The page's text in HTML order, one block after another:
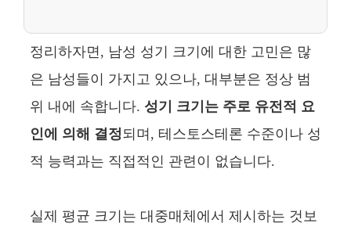
정리하자면, 남성 성기 크기에 대한 고민은 많
은 남성들이 가지고 있으나, 대부분은 정상 범
위 내에 속합니다. 성기 크기는 주로 유전적 요
인에 의해 결정되며, 테스토스테론 수준이나 성
적 능력과는 직접적인 관련이 없습니다.
실제 평균 크기는 대중매체에서 제시하는 것보